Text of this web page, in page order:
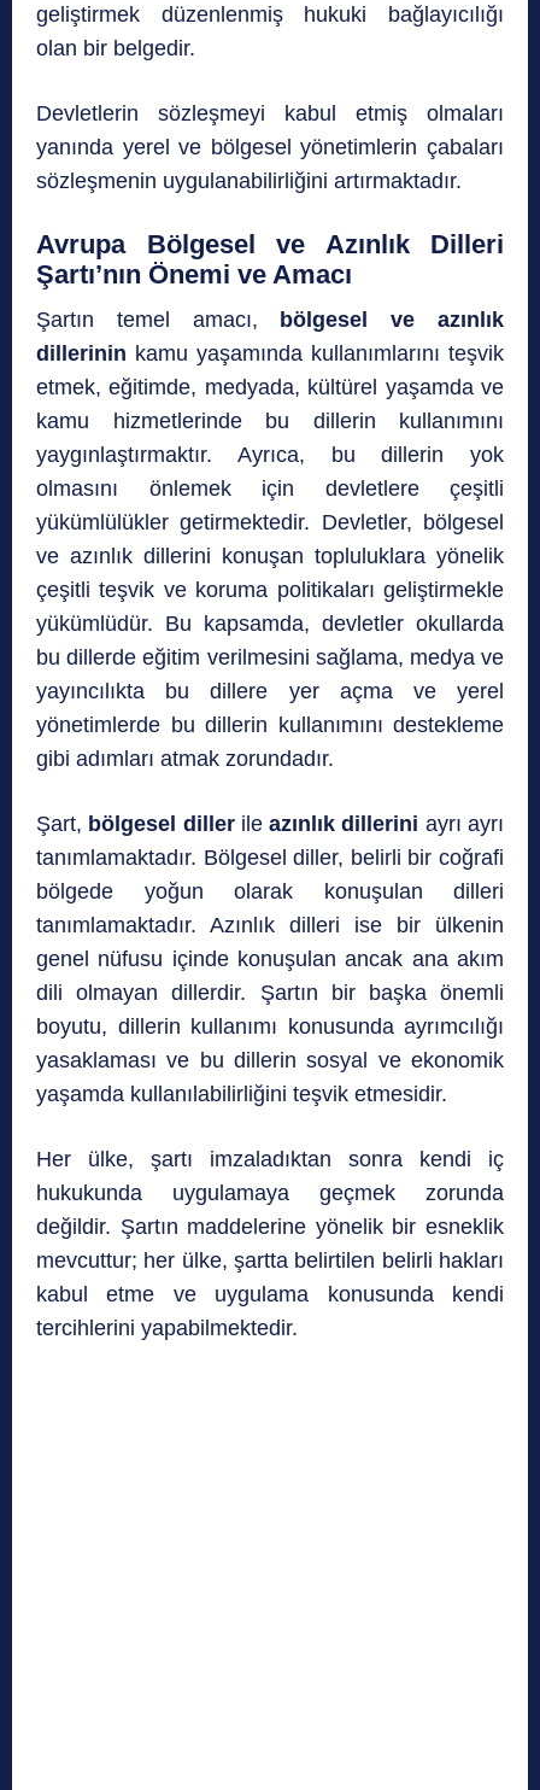
geliştirmek düzenlenmiş hukuki bağlayıcılığı
olan bir belgedir.
Devletlerin sözleşmeyi kabul etmiş olmaları
yanında yerel ve bölgesel yönetimlerin çabaları
sözleşmenin uygulanabilirliğini artırmaktadır.
Avrupa Bölgesel ve Azınlık Dilleri
Şartı’nın Önemi ve Amacı
Şartın temel amacı, bölgesel ve azınlık
dillerinin kamu yaşamında kullanımlarını teşvik
etmek, eğitimde, medyada, kültürel yaşamda ve
kamu hizmetlerinde bu dillerin kullanımını
yaygınlaştırmaktır. Ayrıca, bu dillerin yok
olmasını önlemek için devletlere çeşitli
yükümlülükler getirmektedir. Devletler, bölgesel
ve azınlık dillerini konuşan topluluklara yönelik
çeşitli teşvik ve koruma politikaları geliştirmekle
yükümlüdür. Bu kapsamda, devletler okullarda
bu dillerde eğitim verilmesini sağlama, medya ve
yayıncılıkta bu dillere yer açma ve yerel
yönetimlerde bu dillerin kullanımını destekleme
gibi adımları atmak zorundadır.
Şart, bölgesel dillerileazınlık dillerini ayrı ayrı
tanımlamaktadır. Bölgesel diller, belirli bir coğrafi
bölgede yoğun olarak konuşulan dilleri
tanımlamaktadır. Azınlık dilleri ise bir ülkenin
genel nüfusu içinde konuşulan ancak ana akım
dili olmayan dillerdir. Şartın bir başka önemli
boyutu, dillerin kullanımı konusunda ayrımcılığı
yasaklaması ve bu dillerin sosyal ve ekonomik
yaşamda kullanılabilirliğini teşvik etmesidir.
Her ülke, şartı imzaladıktan sonra kendi iç
hukukunda uygulamaya geçmek zorunda
değildir. Şartın maddelerine yönelik bir esneklik
mevcuttur; her ülke, şartta belirtilen belirli hakları
kabul etme ve uygulama konusunda kendi
tercihlerini yapabilmektedir.